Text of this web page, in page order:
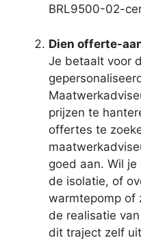
BRL9500-02-
Dien offerte-
Je betaalt voor
prijzen te
offertes te
goed aan. Wil
de isolatie, of
warmtepomp of
de realisatie
dit traject zelf